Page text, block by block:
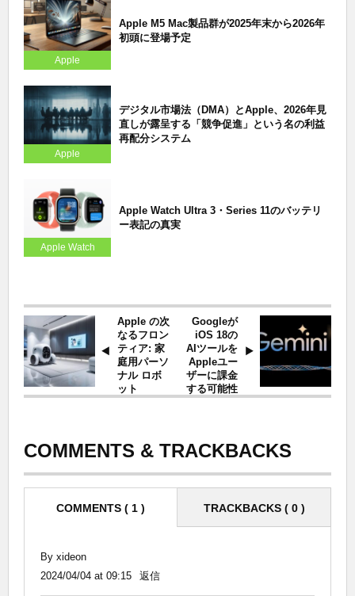
Apple
Apple M5 Mac製品群が2025年末から2026年
初頭に登場予定
Apple
デジタル市場法（DMA）とApple、2026年見
直しが露呈する「競争促進」という名の利益
再配分システム
Apple Watch
Apple Watch Ultra 3・Series 11のバッテリ
ー表記の真実
Apple の次
なるフロン
ティア: 家
庭用パーソ
ナル ロボ
ット
Googleが
iOS 18の
AIツールを
Appleユー
ザーに課金
する可能性
COMMENTS & TRACKBACKS
COMMENTS ( 1 ) TRACKBACKS ( 0 )
By xideon
2024/04/04 at 09:15
返信